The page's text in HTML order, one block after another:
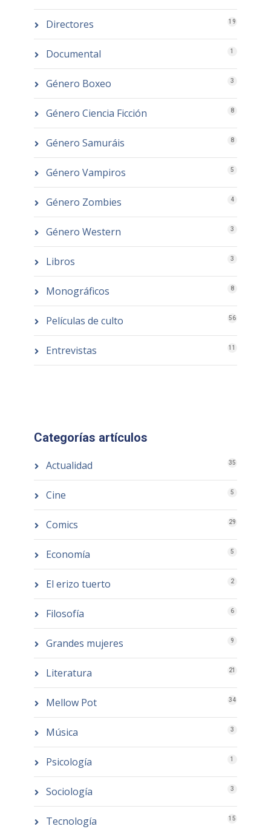
Directores 19
Documental 1
Género Boxeo 3
Género Ciencia Ficción 8
Género Samuráis 8
Género Vampiros 5
Género Zombies 4
Género Western 3
Libros 3
Monográficos 8
Películas de culto 56
Entrevistas 11
Categorías artículos
Actualidad 35
Cine 5
Comics 29
Economía 5
El erizo tuerto 2
Filosofía 6
Grandes mujeres 9
Literatura 21
Mellow Pot 34
Música 3
Psicología 1
Sociología 3
Tecnología 15